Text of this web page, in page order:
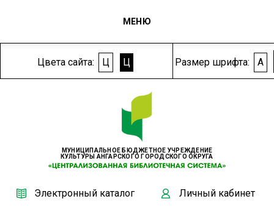
Цвета сайта: Ц Ц Размер шрифта: A
МУНИЦИПАЛЬНОЕ БЮДЖЕТНОЕ УЧРЕЖДЕНИЕ
КУЛЬТУРЫ АНГАРСКОГО ГОРОДСКОГО ОКРУГА
Электронный каталог Личный кабинет
МЕНЮ